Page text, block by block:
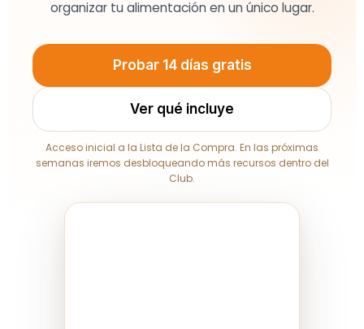
organizar tu alimentación en un único lugar.
Probar 14 días gratis
Ver qué incluye
Acceso inicial a la Lista de la Compra. En las próximas
semanas iremos desbloqueando más recursos dentro del
Club.